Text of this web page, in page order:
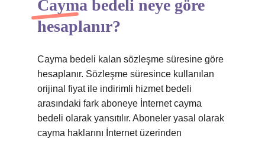
Cayma bedeli neye göre
hesaplanır?
Cayma bedeli kalan sözleşme süresine göre
hesaplanır. Sözleşme süresince kullanılan
orijinal fiyat ile indirimli hizmet bedeli
arasındaki fark aboneye İnternet cayma
bedeli olarak yansıtılır. Aboneler yasal olarak
cayma haklarını İnternet üzerinden